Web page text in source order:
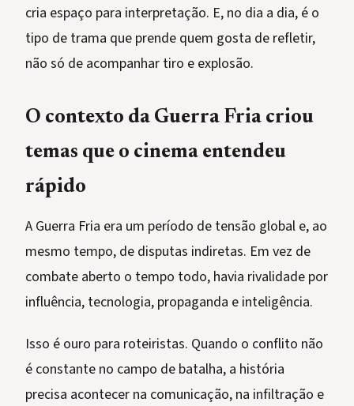
cria espaço para interpretação. E, no dia a dia, é o
tipo de trama que prende quem gosta de refletir,
não só de acompanhar tiro e explosão.
O contexto da Guerra Fria criou
temas que o cinema entendeu
rápido
A Guerra Fria era um período de tensão global e, ao
mesmo tempo, de disputas indiretas. Em vez de
combate aberto o tempo todo, havia rivalidade por
influência, tecnologia, propaganda e inteligência.
Isso é ouro para roteiristas. Quando o conflito não
é constante no campo de batalha, a história
precisa acontecer na comunicação, na infiltração e